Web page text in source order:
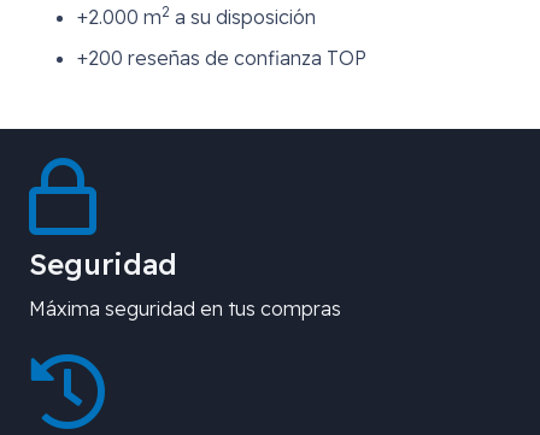
+2.000 m2 a su disposición
+200 reseñas de confianza TOP
Seguridad
Máxima seguridad en tus compras